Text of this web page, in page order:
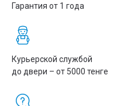
Гарантия от 1 года
Курьерской службой
до двери – от 5000 тенге